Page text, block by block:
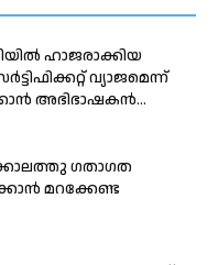
ഹാജരാക്കിയ
വ്യാജമെന്ന്
അഭിഭാഷകൻ...
ഗതാഗത
മറക്കേണ്ട